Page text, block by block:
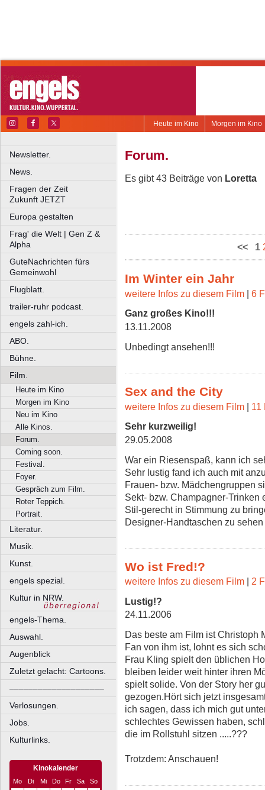
Morgen im Kino
Heute im Kino
Newsletter.
News.
Fragen der Zeit
Zukunft JETZT
Europa gestalten
Frag' die Welt | Gen Z &
Alpha
GuteNachrichten fürs
Gemeinwohl
Flugblatt.
trailer-ruhr podcast.
engels zahl-ich.
ABO.
Bühne.
Film.
Heute im Kino
Morgen im Kino
Neu im Kino
Alle Kinos.
Forum.
Coming soon.
Festival.
Foyer.
Gespräch zum Film.
Roter Teppich.
Portrait.
Literatur.
Musik.
Kunst.
engels spezial.
Kultur in NRW.
engels-Thema.
Auswahl.
Augenblick
Zuletzt gelacht: Cartoons.
––––––––––––––––––––
Verlosungen.
Jobs.
Kulturlinks.
Kinokalender
Mo Di Mi Do Fr Sa
So
Forum.
Es gibt 43 Beiträge von Loretta
<< 1
Im Winter ein Jahr
weitere Infos zu diesem Film | 6
Ganz großes Kino!!!
13.11.2008
Unbedingt ansehen!!!
Sex and the City
weitere Infos zu diesem Film | 11
Sehr kurzweilig!
29.05.2008
War ein Riesenspaß, kann ich
Sehr lustig fand ich auch mit
Frauen- bzw. Mädchengruppen
Sekt- bzw. Champagner-
Stil-gerecht in Stimmung zu
Designer-Handtaschen zu sehen
Wo ist Fred!?
weitere Infos zu diesem Film
2
Lustig!?
24.11.2006
Das beste am Film ist Christoph
Fan von ihm ist, lohnt es sich
Frau Kling spielt den üblichen
bleiben leider weit hinter ihren
spielt solide. Von der Story her
gezogen.Hört sich jetzt
ich sagen, dass ich mich gut
schlechtes Gewissen haben,
die im Rollstuhl sitzen .....???
Trotzdem: Anschauen!